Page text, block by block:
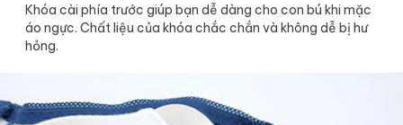
Khóa cài phía trước giúp bạn dễ dàng cho con bú khi mặc
áo ngực. Chất liệu của khóa chắc chắn và không dễ bị hư
hỏng.